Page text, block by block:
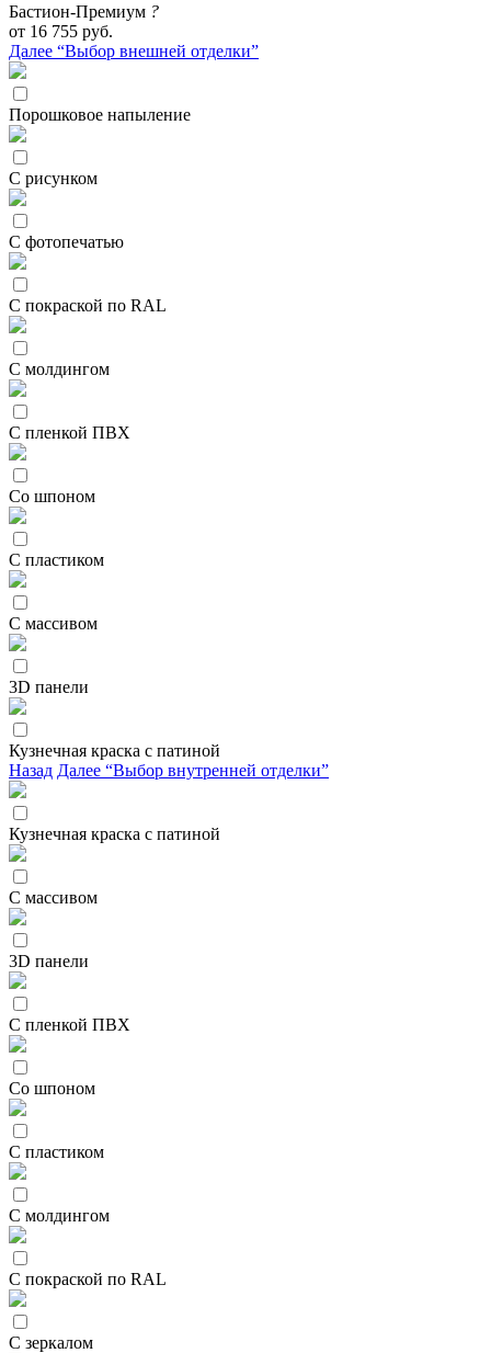
Бастион-Премиум ?
от 16 755 руб.
Далее “Выбор внешней отделки”
Порошковое напыление
С рисунком
С фотопечатью
С покраской по RAL
С молдингом
С пленкой ПВХ
Со шпоном
С пластиком
С массивом
3D панели
Кузнечная краска с патиной
Назад Далее “Выбор внутренней отделки”
Кузнечная краска с патиной
С массивом
3D панели
С пленкой ПВХ
Со шпоном
С пластиком
С молдингом
С покраской по RAL
С зеркалом